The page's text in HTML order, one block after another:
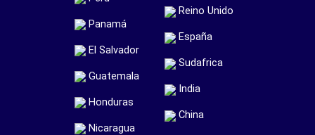
Panamá
El Salvador
Guatemala
Honduras
Nicaragua
Reino Unido
España
Sudafrica
India
China